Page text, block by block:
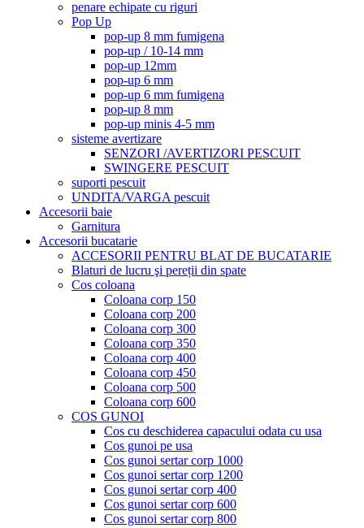
penare echipate cu riguri
Pop Up
pop-up 8 mm fumigena
pop-up / 10-14 mm
pop-up 12mm
pop-up 6 mm
pop-up 6 mm fumigena
pop-up 8 mm
pop-up minis 4-5 mm
sisteme avertizare
SENZORI /AVERTIZORI PESCUIT
SWINGERE PESCUIT
suporti pescuit
UNDITA/VARGA pescuit
Accesorii baie
Garnitura
Accesorii bucatarie
ACCESORII PENTRU BLAT DE BUCATARIE
Blaturi de lucru şi pereții din spate
Cos coloana
Coloana corp 150
Coloana corp 200
Coloana corp 300
Coloana corp 350
Coloana corp 400
Coloana corp 450
Coloana corp 500
Coloana corp 600
COS GUNOI
Cos cu deschiderea capacului odata cu usa
Cos gunoi pe usa
Cos gunoi sertar corp 1000
Cos gunoi sertar corp 1200
Cos gunoi sertar corp 400
Cos gunoi sertar corp 600
Cos gunoi sertar corp 800